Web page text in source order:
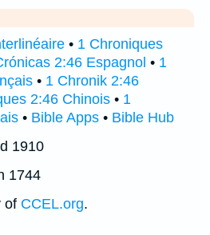
• 1 Chroniques
2:46 Espagnol • 1
• 1 Chronik 2:46
2:46 Chinois • 1
• Bible Apps • Bible Hub
1910
1744
of CCEL.org.